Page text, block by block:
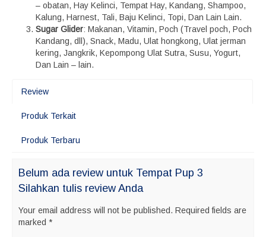
– obatan, Hay Kelinci, Tempat Hay, Kandang, Shampoo,
Kalung, Harnest, Tali, Baju Kelinci, Topi, Dan Lain Lain.
Sugar Glider: Makanan, Vitamin, Poch (Travel poch, Poch
Kandang, dll), Snack, Madu, Ulat hongkong, Ulat jerman
kering, Jangkrik, Kepompong Ulat Sutra, Susu, Yogurt,
Dan Lain – lain.
Review
Produk Terkait
Produk Terbaru
Belum ada review untuk Tempat Pup 3
Silahkan tulis review Anda
Your email address will not be published. Required fields are
marked *